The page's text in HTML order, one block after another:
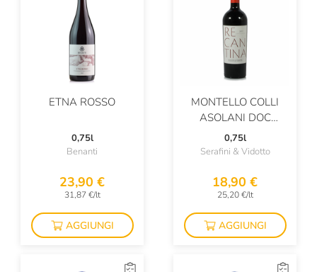
ETNA ROSSO
0,75l
Benanti
23,90 €
31,87 €/lt
AGGIUNGI
MONTELLO COLLI
ASOLANI DOC
ROSSO RECANTINA
0,75l
Serafini & Vidotto
18,90 €
25,20 €/lt
AGGIUNGI